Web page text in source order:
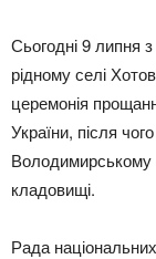
Сьогодні 9 липня
рідному селі
церемонія
України, після
Володимирському
кладовищі.
Рада